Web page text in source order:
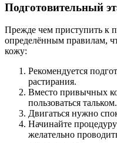
Подготовительный
Прежде чем приступить к
определённым правилам,
кожу:
Рекомендуется
растирания.
Вместо привычных
пользоваться тальком.
Двигаться нужно
Начинайте
желательно